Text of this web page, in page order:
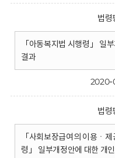
법령
「아동복지법 시행령」 일
결과
2020-
법령
「사회보장급여의 이용ㆍ
령」 일부개정안에 대한 개